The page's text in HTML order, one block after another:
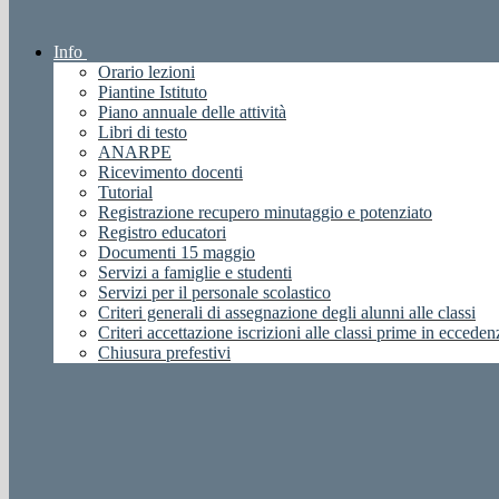
Info
Orario lezioni
Piantine Istituto
Piano annuale delle attività
Libri di testo
ANARPE
Ricevimento docenti
Tutorial
Registrazione recupero minutaggio e potenziato
Registro educatori
Documenti 15 maggio
Servizi a famiglie e studenti
Servizi per il personale scolastico
Criteri generali di assegnazione degli alunni alle classi
Criteri accettazione iscrizioni alle classi prime in
Chiusura prefestivi